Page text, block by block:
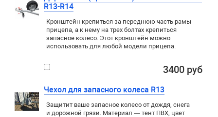
R13-R14
Кронштейн крепиться за переднюю часть рамы
прицепа, а к нему на трех болтах крепиться
запасное колесо. Этот кронштейн можно
использовать для любой модели прицепа.
3400 руб
Чехол для запасного колеса R13
Защитит ваше запасное колесо от дождя, снега
и дорожной грязи. Материал — тент ПВХ, цвет